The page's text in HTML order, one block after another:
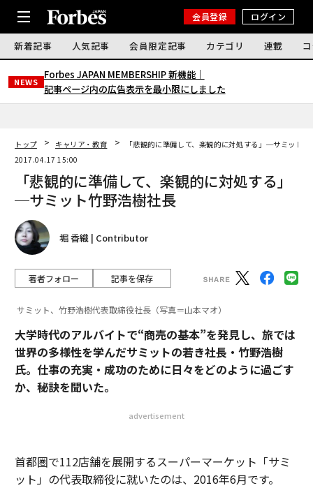
会員登録 ログイン
新着記事 人気記事 会員限定記事 カテゴリ 連載
NEWS
Forbes JAPAN MEMBERSHIP 新機能｜
記事ページ内の広告表示を最小限にしました
トップ キャリア・教育
「悲観的に準備して、楽観的に対処する」─サミット
2017.04.17 15:00
「悲観的に準備して、楽観的に対処する」
─サミット竹野浩樹社長
堀 香織 | Contributor
著者フォロー 記事を保存
サミット、竹野浩樹代表取締役社長（写真＝山本マオ）
大学時代のアルバイトで“商売の基本”を発見し、旅では
世界の多様性を学んだサミットの若き社長・竹野浩樹
氏。仕事の充実・成功のために日々をどのように過ごす
か、秘訣を聞いた。
advertisement
首都圏で112店舗を展開するスーパーマーケット「サミ
ット」の代表取締役に就いたのは、2016年6月です。